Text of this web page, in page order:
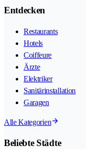
Entdecken
Restaurants
Hotels
Coiffeure
Ärzte
Elektriker
Sanitärinstallation
Garagen
Alle Kategorien
Beliebte Städte